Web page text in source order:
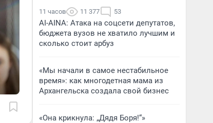
11 часов 11 377 53
AI-AINA: Атака на соцсети депутатов,
бюджета вузов не хватило лучшим и
сколько стоит арбуз
«Мы начали в самое нестабильное
время»: как многодетная мама из
Архангельска создала свой бизнес
«Она крикнула: „Дядя Боря!“»